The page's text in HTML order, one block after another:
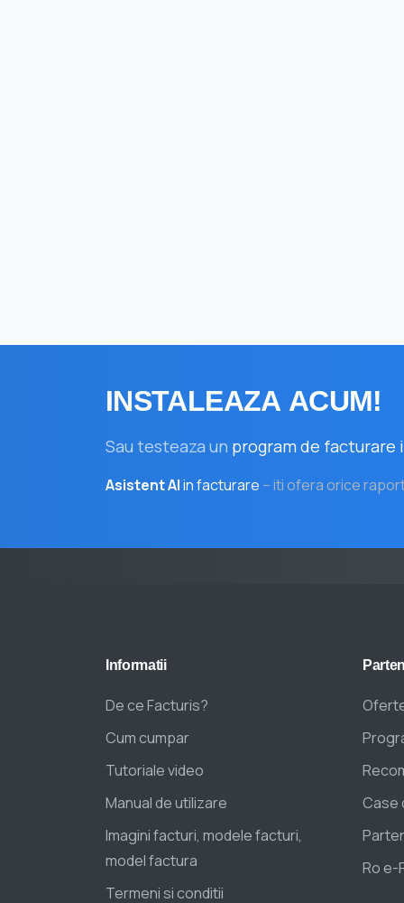
INSTALEAZA ACUM!
Sau testeaza un program de
Asistent AIin facturare – iti ofera orice
Informatii
De ce Facturis?
Cum cumpar
Tutoriale video
Manual de utilizare
Imagini facturi, modele facturi,
model factura
Termeni si conditii
Case
Ro e-